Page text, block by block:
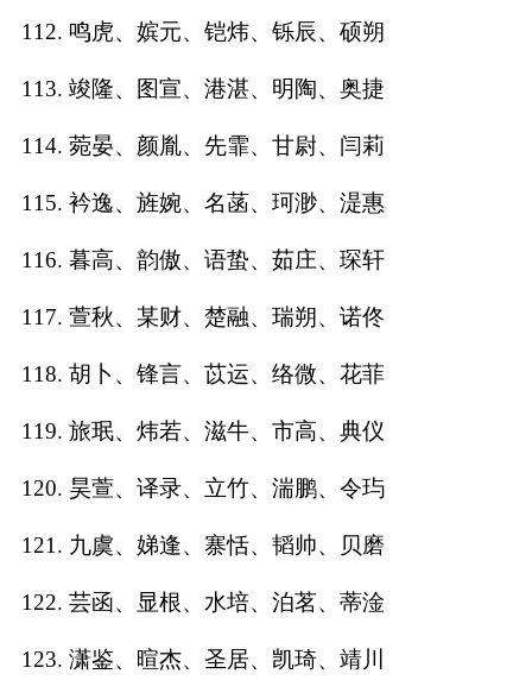
112. 鸣虎、嫔元、铠炜、铄辰、硕朔
113. 竣隆、图宣、港湛、明陶、奥捷
114. 菀晏、颜胤、先霏、甘尉、闫莉
115. 衿逸、旌婉、名菡、珂渺、湜惠
116. 暮高、韵傲、语蛰、茹庄、琛轩
117. 萱秋、某财、楚融、瑞朔、诺佟
118. 胡卜、锋言、苡运、络微、花菲
119. 旅珉、炜若、滋牛、市高、典仪
120. 昊萱、译录、立竹、湍鹏、令玙
121. 九虞、娣逢、寨恬、韬帅、贝磨
122. 芸函、显根、水培、泊茗、蒂淦
123. 潇鉴、暄杰、圣居、凯琦、靖川